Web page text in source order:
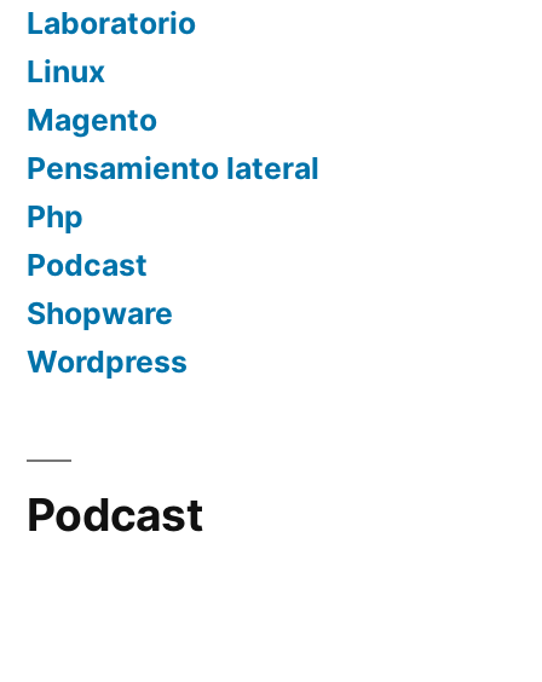
Laboratorio
Linux
Magento
Pensamiento lateral
Php
Podcast
Shopware
Wordpress
Podcast